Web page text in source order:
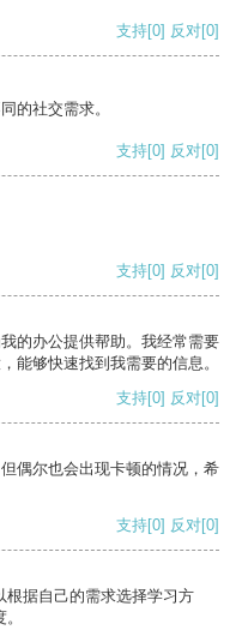
支持[0] 反对[0]
的社交需求。
支持[0] 反对[0]
支持[0] 反对[0]
的办公提供帮助。我经常需要
能够快速找到我需要的信息。
支持[0] 反对[0]
偶尔也会出现卡顿的情况，希
支持[0] 反对[0]
根据自己的需求选择学习方